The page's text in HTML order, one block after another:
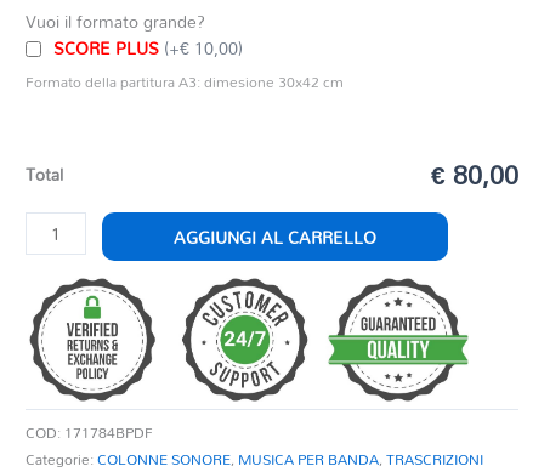
Vuoi il formato grande?
SCORE PLUS(+€ 10,00)
Formato della partitura A3: dimesione 30x42 cm
Total € 80,00
CONQUEST
OF
PARADISE
quantità
AGGIUNGI AL CARRELLO
COD: 171784BPDF
Categorie:COLONNE SONORE, MUSICA PER BANDA,TRASCRIZIONI